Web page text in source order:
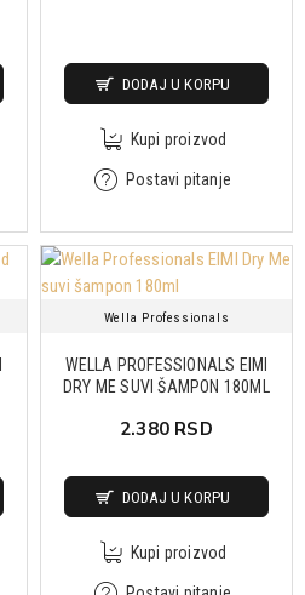
DODAJ U KORPU
Kupi proizvod
Postavi pitanje
Wella Professionals
WELLA PROFESSIONALS EIMI
DRY ME SUVI ŠAMPON 180ML
2.380 RSD
DODAJ U KORPU
Kupi proizvod